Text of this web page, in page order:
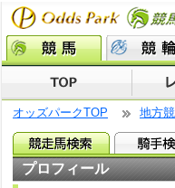
オッズパークTOP 地方
プロフィール